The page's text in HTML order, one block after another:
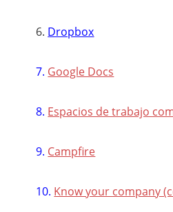
6. Dropbox
7. Google Docs
8. Espacios de trabajo
9. Campfire
10. Know your company